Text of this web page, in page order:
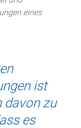
eines
ist
davon zu
es